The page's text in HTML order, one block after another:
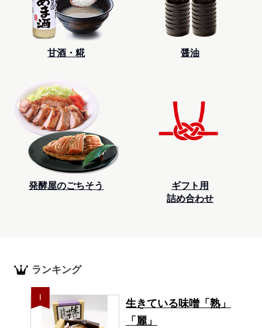
甘酒・糀 醤油
発酵屋のごちそう
ギフト用
詰め合わせ
ランキング
生きている味噌「熟」
「麗」